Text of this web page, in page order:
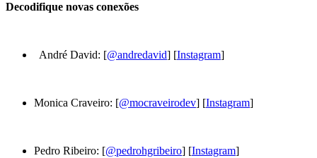
Decodifique novas conexões
André David: [@andredavid] [Instagram]
Monica Craveiro: [@mocraveirodev] [Instagram]
Pedro Ribeiro: [@pedrohgribeiro] [Instagram]